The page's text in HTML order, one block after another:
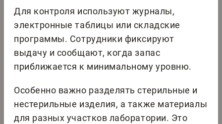
Для контроля используют журналы,
электронные таблицы или складские
программы. Сотрудники фиксируют
выдачу и сообщают, когда запас
приближается к минимальному уровню.
Особенно важно разделять стерильные и
нестерильные изделия, а также материалы
для разных участков лаборатории. Это